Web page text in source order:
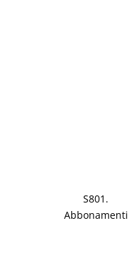
S801.
Abbonamenti